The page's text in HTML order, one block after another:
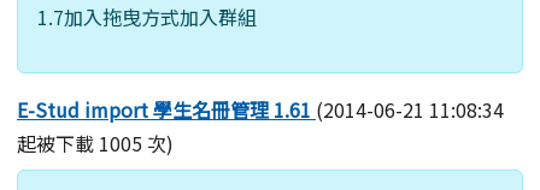
1.7加入拖曳方式加入群組
E-Stud import 學生名冊管理 1.61 (2014-06-21 11:08:34
起被下載 1005 次)